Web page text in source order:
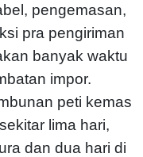
pengemasan,
pra pengiriman
banyak waktu
impor.
peti kemas
lima hari,
dan dua hari di